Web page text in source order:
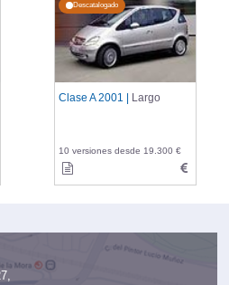
Descatalogado
Clase A 2001 | Largo
10 versiones desde 19.300 €